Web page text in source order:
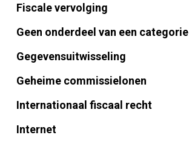
Fiscale vervolging
Geen onderdeel van een categorie
Gegevensuitwisseling
Geheime commissielonen
Internationaal fiscaal recht
Internet